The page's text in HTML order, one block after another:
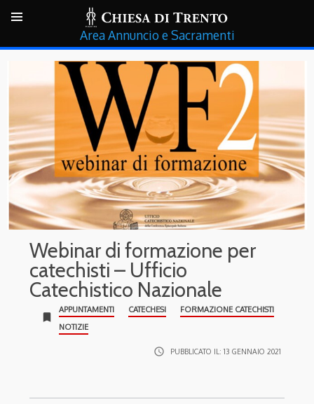
Annuncio e Sacramenti
Webinar di formazione per
catechisti – Ufficio
Catechistico Nazionale
bookmark
APPUNTAMENTI CATECHESI
FORMAZIONE CATECHISTI
NOTIZIE
access_time PUBBLICATO IL: 13 GENNAIO 2021